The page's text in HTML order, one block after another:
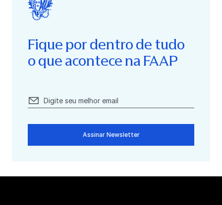
Fique por dentro de tudo
o que acontece na FAAP
Assinar Newsletter